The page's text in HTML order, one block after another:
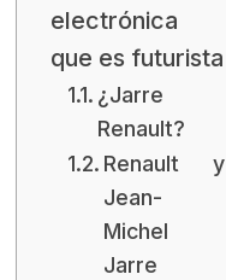
electrónica
que es futurista
¿Jarre
Renault?
Renault y
Jean-
Michel
Jarre